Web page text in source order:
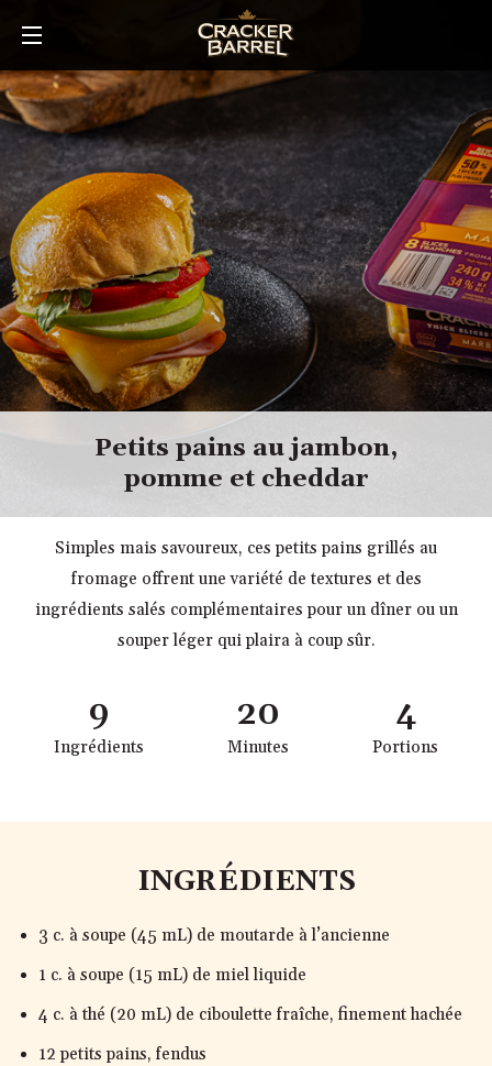
main
Petits pains au jambon,
pomme et cheddar
Simples mais savoureux, ces petits pains grillés au
fromage offrent une variété de textures et des
ingrédients salés complémentaires pour un dîner ou un
souper léger qui plaira à coup sûr.
9
Ingrédients
20
Minutes
4
Portions
INGRÉDIENTS
3 c. à soupe (45 mL) de moutarde à l’ancienne
1 c. à soupe (15 mL) de miel liquide
4 c. à thé (20 mL) de ciboulette fraîche, finement hachée
12 petits pains, fendus